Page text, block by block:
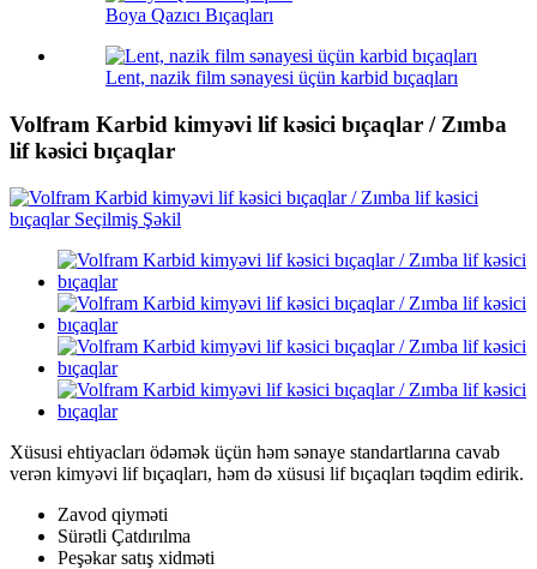
Boya Qazıcı Bıçaqları
Lent, nazik film sənayesi üçün karbid bıçaqları
Volfram Karbid kimyəvi lif kəsici bıçaqlar / Zımba
lif kəsici bıçaqlar
Xüsusi ehtiyacları ödəmək üçün həm sənaye standartlarına cavab
verən kimyəvi lif bıçaqları, həm də xüsusi lif bıçaqları təqdim edirik.
Zavod qiyməti
Sürətli Çatdırılma
Peşəkar satış xidməti